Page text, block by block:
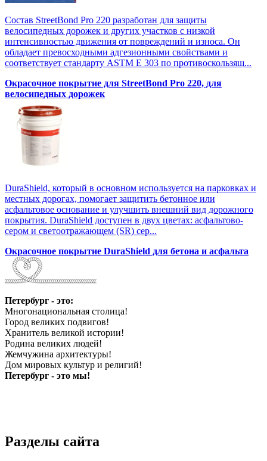
Состав StreetBond Pro 220 разработан для защиты
велосипедных дорожек и других участков с низкой
интенсивностью движения от повреждений и износа. Он
обладает превосходными адгезионными свойствами и
соответствует стандарту ASTM E 303 по противоскользящ...
Окрасочное покрытие для StreetBond Pro 220, для
велосипедных дорожек
DuraShield, который в основном используется на парковках и
местных дорогах, помогает защитить бетонное или
асфальтовое основание и улучшить внешний вид дорожного
покрытия. DuraShield доступен в двух цветах: асфальтово-
сером и светоотражающем (SR) сер...
Окрасочное покрытие DuraShield для бетона и асфальта
Петербург - это:
Многонациональная столица!
Город великих подвигов!
Хранитель великой истории!
Родина великих людей!
Жемчужина архитектуры!
Дом мировых культур и религий!
Петербург - это мы!
Разделы сайта